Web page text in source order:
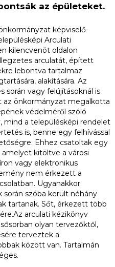
az épületeket.
képviselő-
Arculati
kilencvenöt oldalon
arculatát, épített
lebontva tartalmaz
alakítására. Az
során vagy felújításoknál is
önkormányzat megalkotta
védelméről szóló
mind a településképi rendelet
is, benne egy felhívással
Ehhez csatoltak egy
kitöltve a városi
vagy elektronikus
nem érkezett a
Ugyanakkor
során szóba került néhány
tartanak. Sőt, érkezett több
arculati kézikönyv
olyan tervezőktől,
terveztek a
között van. Tartalmán